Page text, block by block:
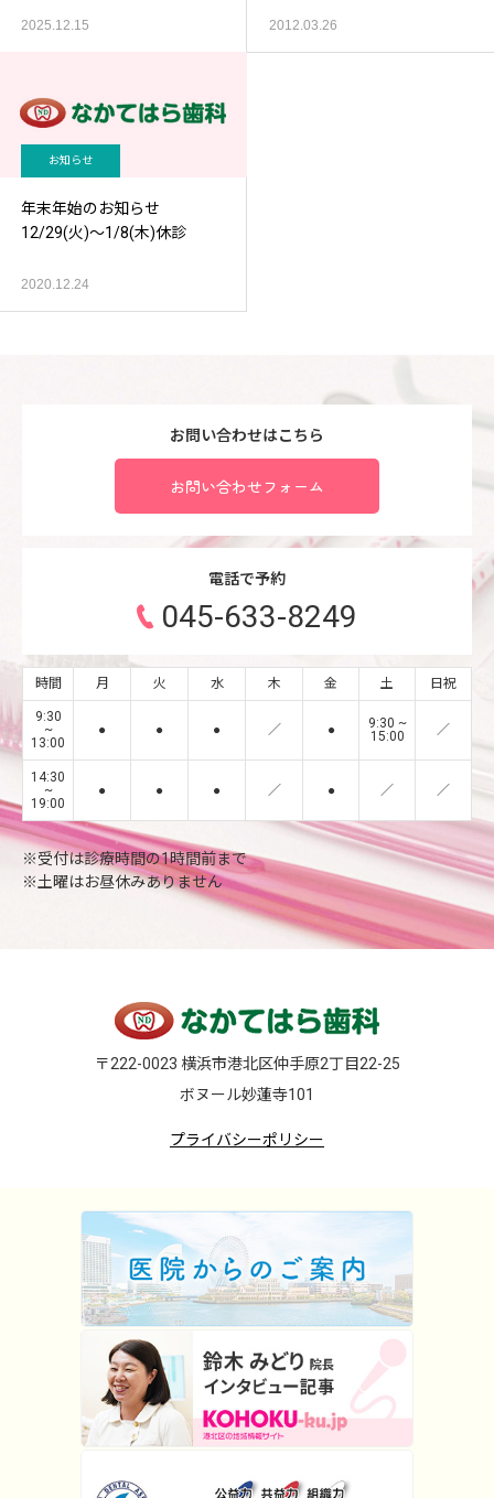
2025.12.15 2012.03.26
お知らせ
年末年始のお知らせ
12/29(火)～1/8(木)休診
2020.12.24
お問い合わせはこちら
お問い合わせフォーム
電話で予約
045-633-8249
時間 月 火 水 木 金 土 日祝
9:30
~
13:00
● ● ● ／ ●
9:30 ~
15:00
／
14:30
~
19:00
● ● ● ／ ● ／ ／
※受付は診療時間の1時間前まで
※土曜はお昼休みありません
〒222-0023 横浜市港北区仲手原2丁目22-25
ボヌール妙蓮寺101
プライバシーポリシー